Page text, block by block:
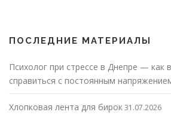
ПОСЛЕДНИЕ МАТЕРИАЛЫ
Психолог при стрессе в Днепре —
справиться с постоянным
Хлопковая лента для бирок31.07.2026